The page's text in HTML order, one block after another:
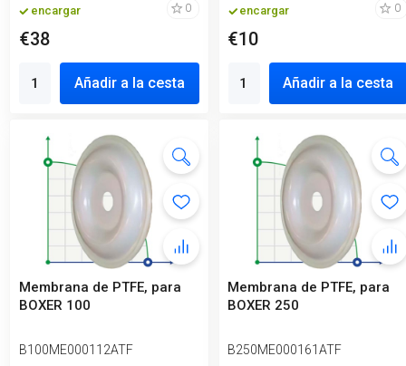
encargar 0
€38
Añadir a la cesta
encargar 0
€10
Añadir a la cesta
Membrana de PTFE, para
BOXER 100
B100ME000112ATF
Membrana de PTFE, para
BOXER 250
B250ME000161ATF